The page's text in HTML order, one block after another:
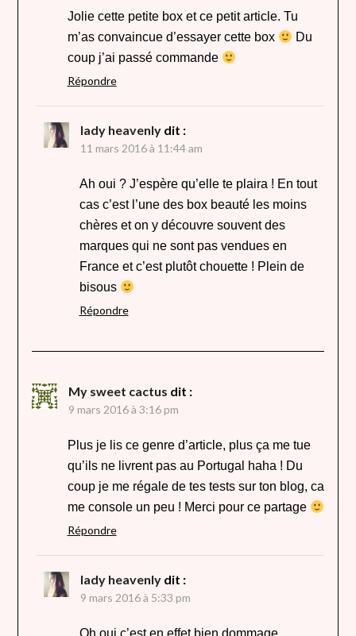
Jolie cette petite box et ce petit article. Tu
m’as convaincue d’essayer cette box
Du
coup j’ai passé commande
Répondre
lady heavenly dit :
11 mars 2016 à 11:44 am
Ah oui ? J’espère qu’elle te plaira ! En tout
cas c’est l’une des box beauté les moins
chères et on y découvre souvent des
marques qui ne sont pas vendues en
France et c’est plutôt chouette ! Plein de
bisous
Répondre
My sweet cactus dit :
9 mars 2016 à 3:16 pm
Plus je lis ce genre d’article, plus ça me tue
qu’ils ne livrent pas au Portugal haha ! Du
coup je me régale de tes tests sur ton blog, ca
me console un peu ! Merci pour ce partage
Répondre
lady heavenly dit :
9 mars 2016 à 5:33 pm
Oh oui c’est en effet bien dommage …